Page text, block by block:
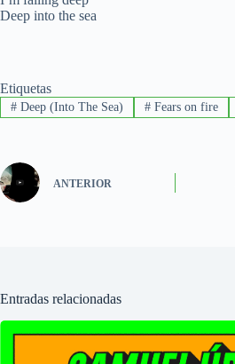
Deep into the sea
Etiquetas
#Deep (Into The Sea) #Fears on fire
ANTERIOR
Entradas relacionadas